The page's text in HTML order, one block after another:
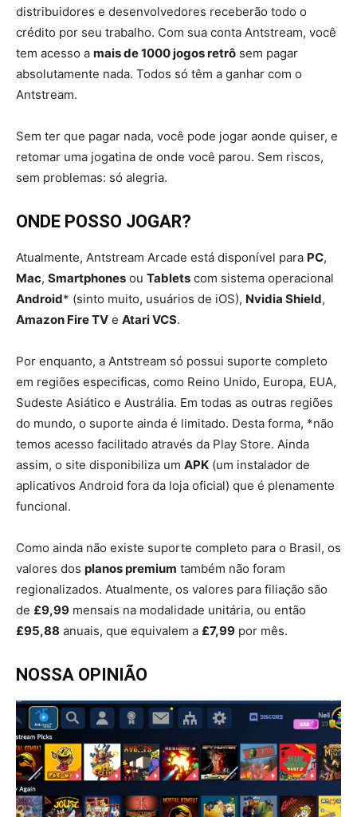
distribuidores e desenvolvedores receberão todo o
crédito por seu trabalho. Com sua conta Antstream, você
tem acesso a mais de 1000 jogos retrô sem pagar
absolutamente nada. Todos só têm a ganhar com o
Antstream.
Sem ter que pagar nada, você pode jogar aonde quiser, e
retomar uma jogatina de onde você parou. Sem riscos,
sem problemas: só alegria.
ONDE POSSO JOGAR?
Atualmente, Antstream Arcade está disponível para PC,
Mac, Smartphones ou Tablets com sistema operacional
Android* (sinto muito, usuários de iOS), Nvidia Shield,
Amazon Fire TV e Atari VCS.
Por enquanto, a Antstream só possui suporte completo
em regiões especificas, como Reino Unido, Europa, EUA,
Sudeste Asiático e Austrália. Em todas as outras regiões
do mundo, o suporte ainda é limitado. Desta forma, *não
temos acesso facilitado através da Play Store. Ainda
assim, o site disponibiliza um APK (um instalador de
aplicativos Android fora da loja oficial) que é plenamente
funcional.
Como ainda não existe suporte completo para o Brasil, os
valores dos planos premium também não foram
regionalizados. Atualmente, os valores para filiação são
de £9,99 mensais na modalidade unitária, ou então
£95,88 anuais, que equivalem a £7,99 por mês.
NOSSA OPINIÃO